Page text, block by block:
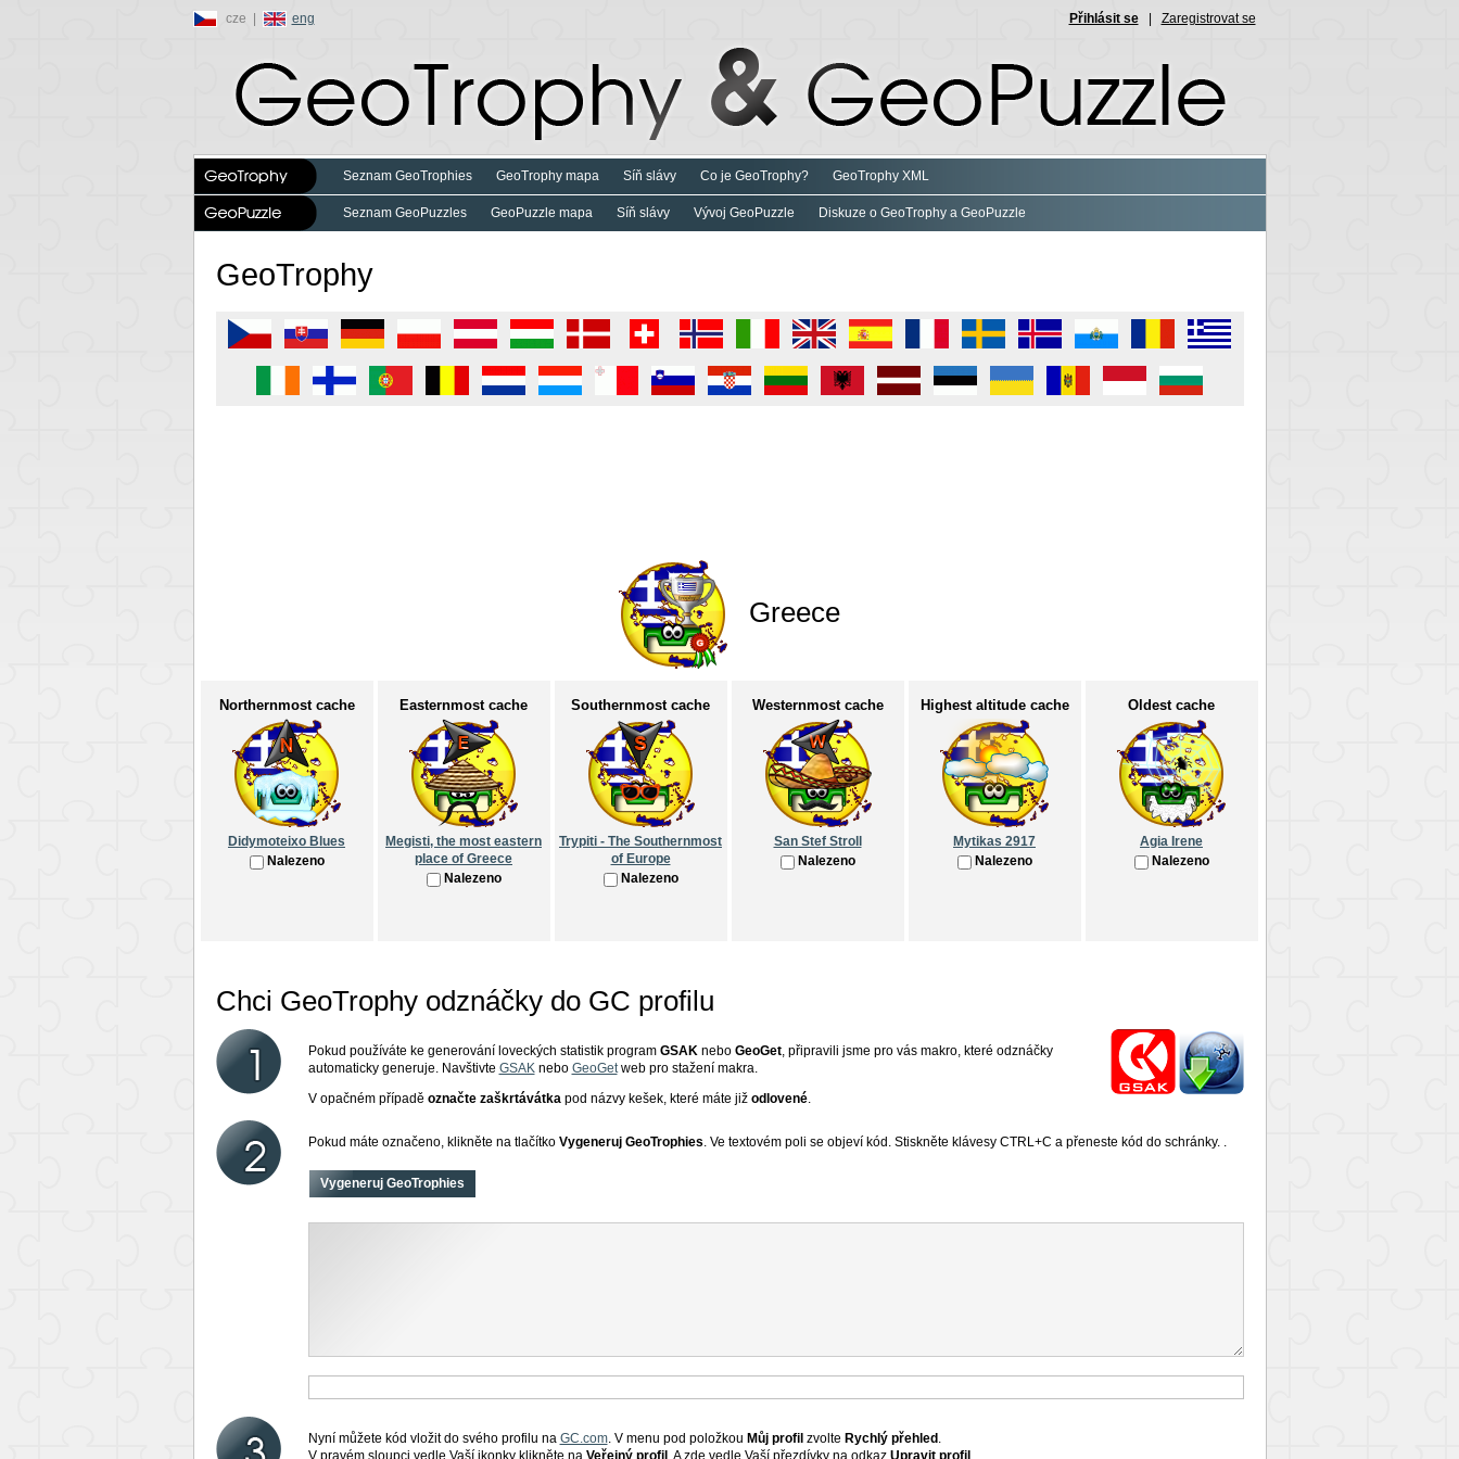
cze | eng
GeoTrophy
Greece
Northernmost cache
Didymoteixo Blues
Nalezeno
Easternmost cache
Megisti, the most eastern
place of Greece
Nalezeno
Southernmost cache
Trypiti - The Southernmost
of Europe
Nalezeno
Westernmost cache
San Stef Stroll
Nalezeno
Highest altitude cache
Mytikas 2917
Nalezeno
Oldest cache
Agia Irene
Nalezeno
Chci GeoTrophy odznáčky do GC profilu
Pokud používáte ke generování loveckých statistik program GSAKnebo GeoGet, připravili jsme pro vás makro, které odznáčky
automaticky generuje. Navštivte GSAKnebo GeoGetweb pro stažení makra.
V opačném případě označte zaškrtávátkapod názvy kešek, které máte již odlovené.
Pokud máte označeno, klikněte na tlačítko Vygeneruj GeoTrophies. Ve textovém poli se objeví kód. Stiskněte klávesy CTRL+C a přeneste kód do schránky. .
Nyní můžete kód vložit do svého profilu na GC.com. V menu pod položkou Můj profil zvolte Rychlý přehled .
Seznam GeoTrophies GeoTrophy mapa Síň slávy Co je GeoTrophy? GeoTrophy XML
Seznam GeoPuzzles GeoPuzzle mapa Síň slávy Vývoj GeoPuzzle Diskuze o GeoTrophy a GeoPuzzle
Přihlásit se Zaregistrovat se